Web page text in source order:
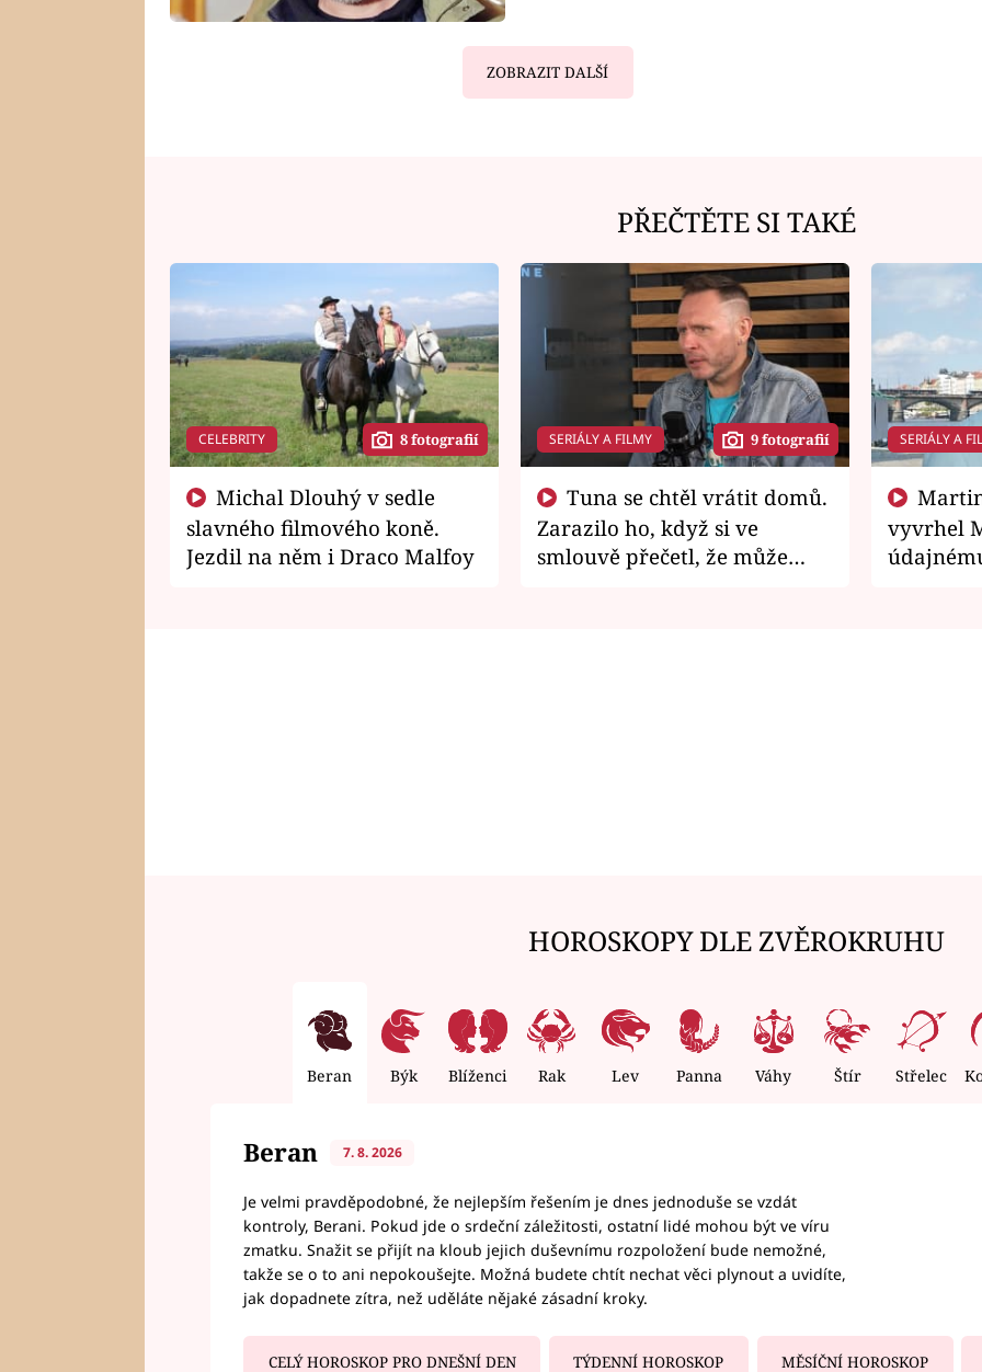
ZOBRAZIT DALŠÍ
PŘEČTĚTE SI TAKÉ
CELEBRITY 8 fotografií
slavného filmového koně.
Jezdil na něm i Draco Malfoy
SERIÁLY A FILMY 9 fotografií
Zarazilo ho, když si ve
smlouvě přečetl, že může
SERIÁLY A
vyvrhel
HOROSKOPY DLE ZVĚROKRUHU
Beran Býk Blíženci Rak Lev Panna Váhy Štír Střelec
Beran 7. 8. 2026
Je velmi pravděpodobné, že nejlepším řešením je dnes jednoduše se vzdát
kontroly, Berani. Pokud jde o srdeční záležitosti, ostatní lidé mohou být ve víru
zmatku. Snažit se přijít na kloub jejich duševnímu rozpoložení bude nemožné,
takže se o to ani nepokoušejte. Možná budete chtít nechat věci plynout a uvidíte,
jak dopadnete zítra, než uděláte nějaké zásadní kroky.
CELÝ HOROSKOP PRO DNEŠNÍ DEN TÝDENNÍ HOROSKOP MĚSÍČNÍ HOROSKOP